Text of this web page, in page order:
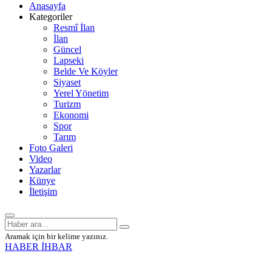
Anasayfa
Kategoriler
Resmî İlan
İlan
Güncel
Lapseki
Belde Ve Köyler
Siyaset
Yerel Yönetim
Turizm
Ekonomi
Spor
Tarım
Foto Galeri
Video
Yazarlar
Künye
İletişim
Aramak için bir kelime yazınız.
HABER İHBAR